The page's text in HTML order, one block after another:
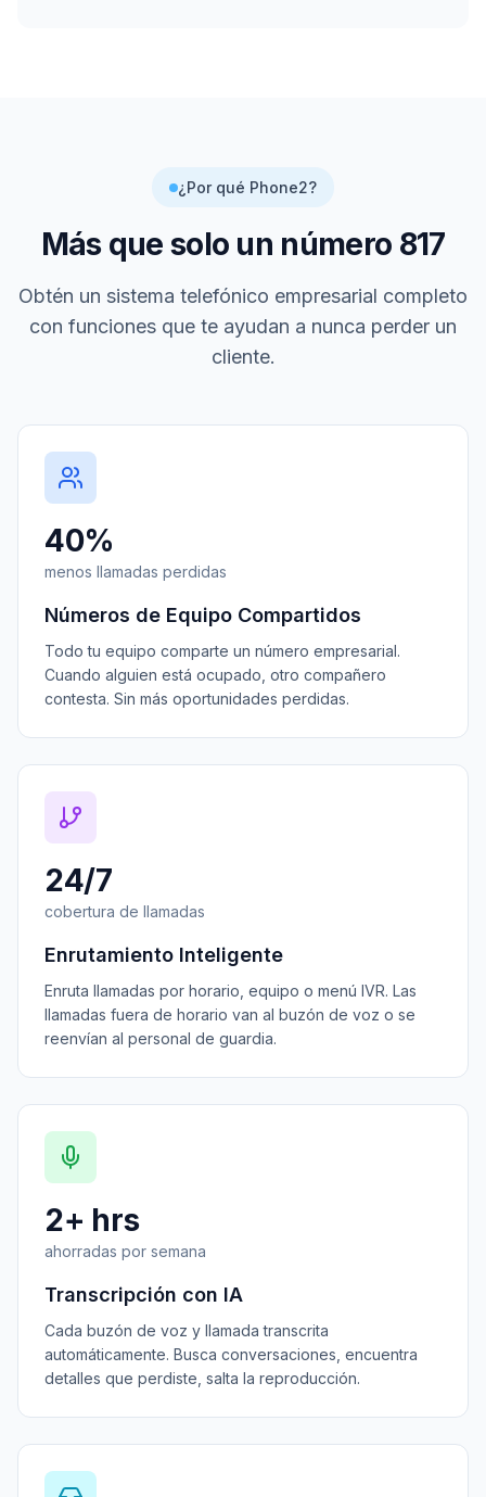
¿Por qué Phone2?
Más que solo un número 817
Obtén un sistema telefónico empresarial completo
con funciones que te ayudan a nunca perder un
cliente.
40%
menos llamadas perdidas
Números de Equipo Compartidos
Todo tu equipo comparte un número empresarial.
Cuando alguien está ocupado, otro compañero
contesta. Sin más oportunidades perdidas.
24/7
cobertura de llamadas
Enrutamiento Inteligente
Enruta llamadas por horario, equipo o menú IVR. Las
llamadas fuera de horario van al buzón de voz o se
reenvían al personal de guardia.
2+ hrs
ahorradas por semana
Transcripción con IA
Cada buzón de voz y llamada transcrita
automáticamente. Busca conversaciones, encuentra
detalles que perdiste, salta la reproducción.